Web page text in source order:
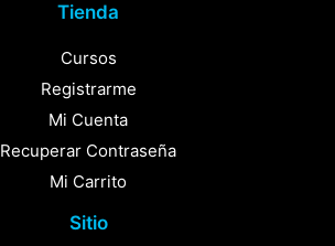
Tienda
Cursos
Registrarme
Mi Cuenta
Recuperar Contraseña
Mi Carrito
Sitio